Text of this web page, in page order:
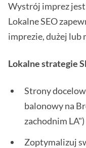
Wystrój imprez
Lokalne SEO
imprezie, dużej lub
Lokalne strategie
Strony
balonowy na
zachodnim LA")
Zoptymalizuj